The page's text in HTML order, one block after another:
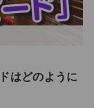
はどのように